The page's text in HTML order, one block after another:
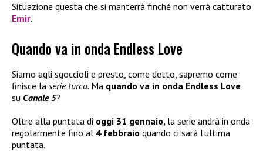
Situazione questa che si manterrà finché non verrà catturato
Emir.
Quando va in onda Endless Love
Siamo agli sgoccioli e presto, come detto, sapremo come
finisce la serie turca. Ma quando va in onda Endless Love
su Canale 5?
Oltre alla puntata di oggi 31 gennaio, la serie andrà in onda
regolarmente fino al 4 febbraio quando ci sarà l’ultima
puntata.